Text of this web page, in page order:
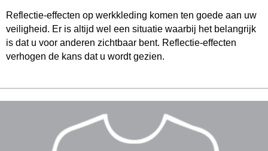
Reflectie-effecten op werkkleding komen ten goede aan uw
veiligheid. Er is altijd wel een situatie waarbij het belangrijk
is dat u voor anderen zichtbaar bent. Reflectie-effecten
verhogen de kans dat u wordt gezien.